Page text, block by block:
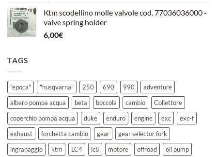
Ktm scodellino molle valvole cod. 77036036000 -
valve spring holder
6,00€
TAGS
"epoca" "husqvarna" 250 690 990
adventure
albero pompa acqua
beta boccola cambio
Collettore
coperchio pompa acqua
duke enduro engine exc
exc-f
exhaust
forchetta cambio gear
gear selector fork
ingranaggio
ktm LC4 lc8 motore offroad
oil pump